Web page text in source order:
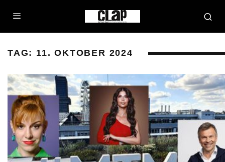
TAG: 11. OKTOBER 2024